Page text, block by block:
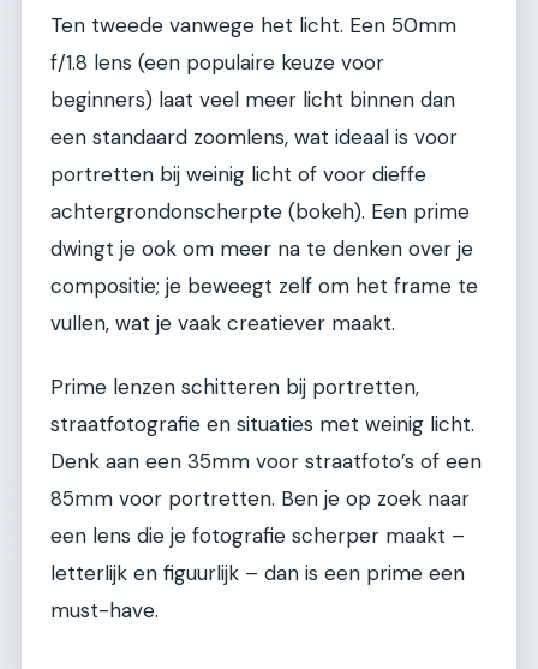
Ten tweede vanwege het licht. Een 50mm
f/1.8 lens (een populaire keuze voor
beginners) laat veel meer licht binnen dan
een standaard zoomlens, wat ideaal is voor
portretten bij weinig licht of voor dieffe
achtergrondonscherpte (bokeh). Een prime
dwingt je ook om meer na te denken over je
compositie; je beweegt zelf om het frame te
vullen, wat je vaak creatiever maakt.
Prime lenzen schitteren bij portretten,
straatfotografie en situaties met weinig licht.
Denk aan een 35mm voor straatfoto’s of een
85mm voor portretten. Ben je op zoek naar
een lens die je fotografie scherper maakt –
letterlijk en figuurlijk – dan is een prime een
must-have.